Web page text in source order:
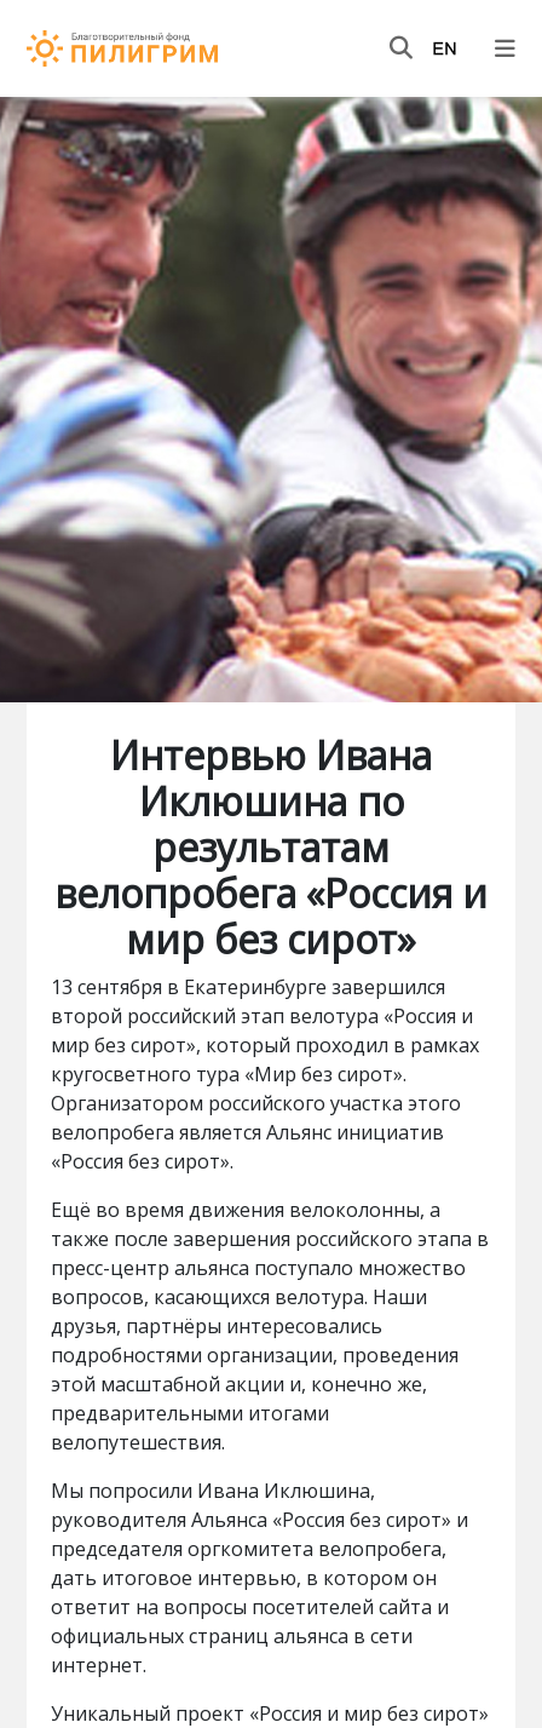
НОВОСТИ ВИДЕО КНИГИ О НАС
Интервью Ивана
Иклюшина по
результатам
велопробега «Россия и
мир без сирот»
13 сентября в Екатеринбурге завершился
второй российский этап велотура «Россия и
мир без сирот», который проходил в рамках
кругосветного тура «Мир без сирот».
Организатором российского участка этого
велопробега является Альянс инициатив
«Россия без сирот».
Ещё во время движения велоколонны, а
также после завершения российского этапа в
пресс-центр альянса поступало множество
вопросов, касающихся велотура. Наши
друзья, партнёры интересовались
подробностями организации, проведения
этой масштабной акции и, конечно же,
предварительными итогами
велопутешествия.
Мы попросили Ивана Иклюшина,
руководителя Альянса «Россия без сирот» и
председателя оргкомитета велопробега,
дать итоговое интервью, в котором он
ответит на вопросы посетителей сайта и
официальных страниц альянса в сети
интернет.
Уникальный проект «Россия и мир без сирот»